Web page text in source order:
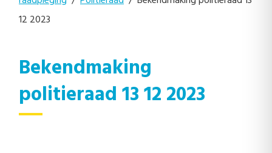
12 2023
Bekendmaking
politieraad 13 12 2023